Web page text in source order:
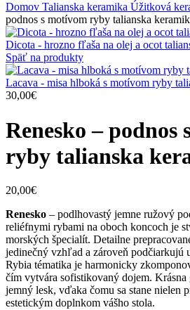
Domov Talianska keramika Úžitková
podnos s motívom ryby talianska
Dicota - hrozno fľaša na olej a ocot
Späť na produkty
Lacava - misa hlboká s motívom ryby
30,00€Price
18,00€
through
Renesko – podnos
ryby talianska
20,00€
Renesko – podlhovastý jemne ružový
reliéfnymi rybami na oboch koncoch je
morských špecialít. Detailne
jedinečný vzhľad a zároveň podčiarkujú
Rybia tématika je harmonicky
čím vytvára sofistikovaný dojem. Krásna
jemný lesk, vďaka čomu sa stane nielen
estetickým doplnkom vášho stola.